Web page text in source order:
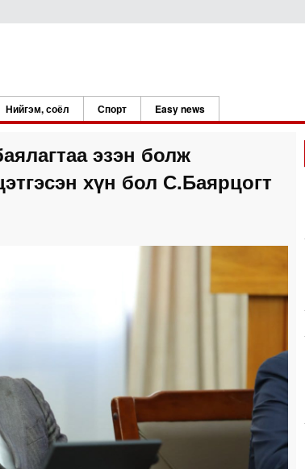
Нийгэм, соёл Спорт Easy news
эзэн болж
хүн бол С.Баярцогт